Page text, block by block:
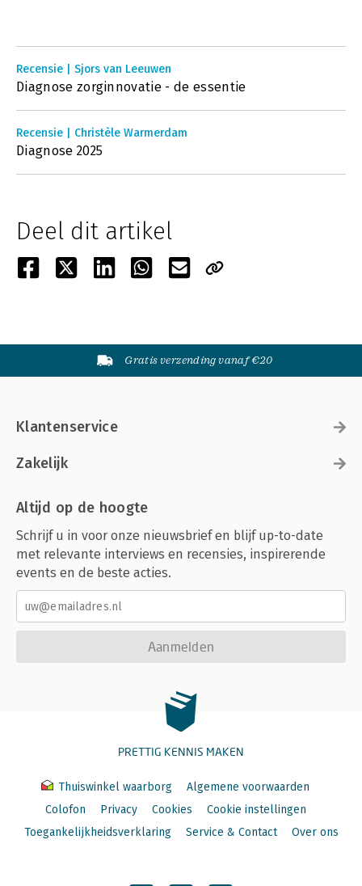
Recensie | Sjors van Leeuwen
Diagnose zorginnovatie - de essentie
Recensie | Christèle Warmerdam
Diagnose 2025
Deel dit artikel
Gratis verzending vanaf €20
Klantenservice
Zakelijk
Altijd op de hoogte
Schrijf u in voor onze nieuwsbrief en blijf up-to-date
met relevante interviews en recensies, inspirerende
events en de beste acties.
Aanmelden
PRETTIG KENNIS MAKEN
Thuiswinkel waarborg
Algemene voorwaarden
Colofon
Privacy Cookies
Cookie instellingen
Toegankelijkheidsverklaring
Service & Contact Over ons